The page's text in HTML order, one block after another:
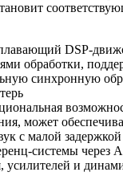
DSP-
обработки,
синхронную
может
с малой
системы через
усилителей и